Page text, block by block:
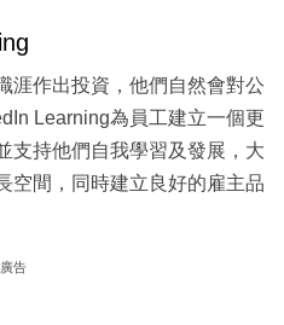
涯作出投資，他們自然會對公
Learning為員工建立一個更
支持他們自我學習及發展，大
空間，同時建立良好的雇主品
廣告